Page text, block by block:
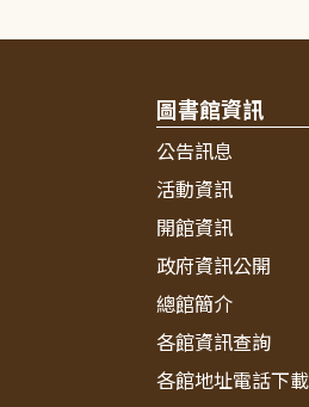
圖書館資訊
公告訊息
活動資訊
開館資訊
政府資訊公開
總館簡介
各館資訊查詢
各館地址電話下載